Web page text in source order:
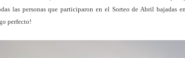
las personas que participaron en el Sorteo de Abril bajadas
perfecto!